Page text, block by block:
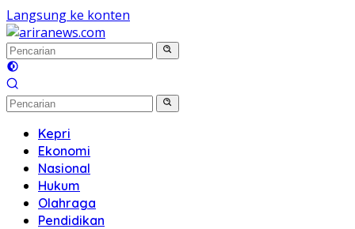
Langsung ke konten
Kepri
Ekonomi
Nasional
Hukum
Olahraga
Pendidikan